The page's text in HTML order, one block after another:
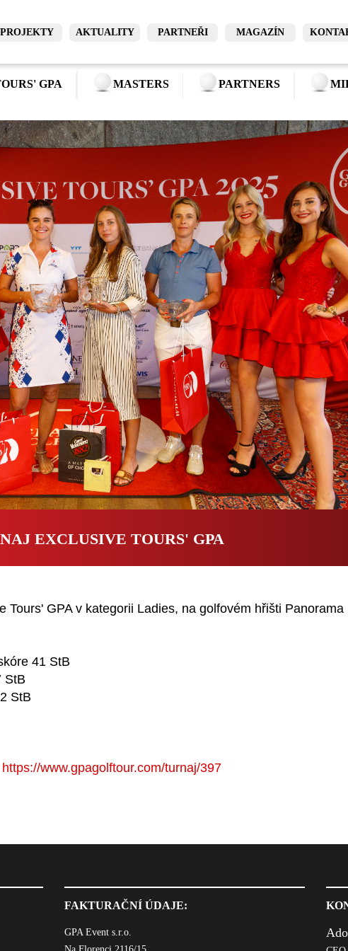
PROJEKTY AKTUALITY PARTNEŘI MAGAZÍN
GPA MASTERS PARTNERS
EXCLUSIVE TOURS' GPA
Tours' GPA v kategorii Ladies, na golfovém hřišti Panorama
41 StB
StB
StB
https://www.gpagolftour.com/turnaj/397
FAKTURAČNÍ ÚDAJE:
GPA Event s.r.o.